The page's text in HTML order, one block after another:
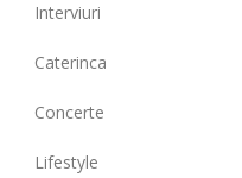
Interviuri
Caterinca
Concerte
Lifestyle